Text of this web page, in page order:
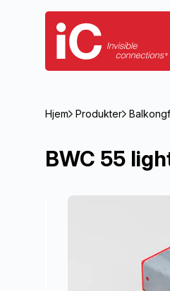
Hjem Produkter
BWC 55